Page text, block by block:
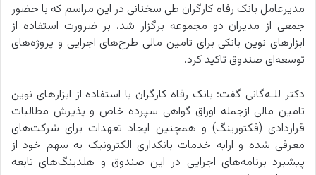
مدیرعامل بانک رفاه کارگران طی سخنانی در این مراسم که با حضور
جمعی از مدیران دو مجموعه برگزار شد، بر ضرورت استفاده از
ابزارهای نوین بانکی برای تامین مالی طرح‌های اجرایی و پروژه‌های
توسعه‌ای صندوق تاکید کرد.
دکتر للـه‌گانی گفت: بانک رفاه کارگران با استفاده از ابزارهای نوین
تامین مالی ازجمله اوراق گواهی سپرده خاص و پذیرش مطالبات
قراردادی (فکتورینگ) و همچنین ایجاد تعهدات برای شرکت‌های
معرفی شده و ارایه خدمات بانکداری الکترونیک به سهم خود از
پیشبرد برنامه‌های اجرایی در این صندوق و هلدینگ‌های تابعه